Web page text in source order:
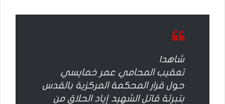
شاهد|
تعقيب المحامي عمر خمايسي
حول قرار المحكمة المركزية بالقدس
بتبرئة قاتل الشهيد إياد الحلاق من